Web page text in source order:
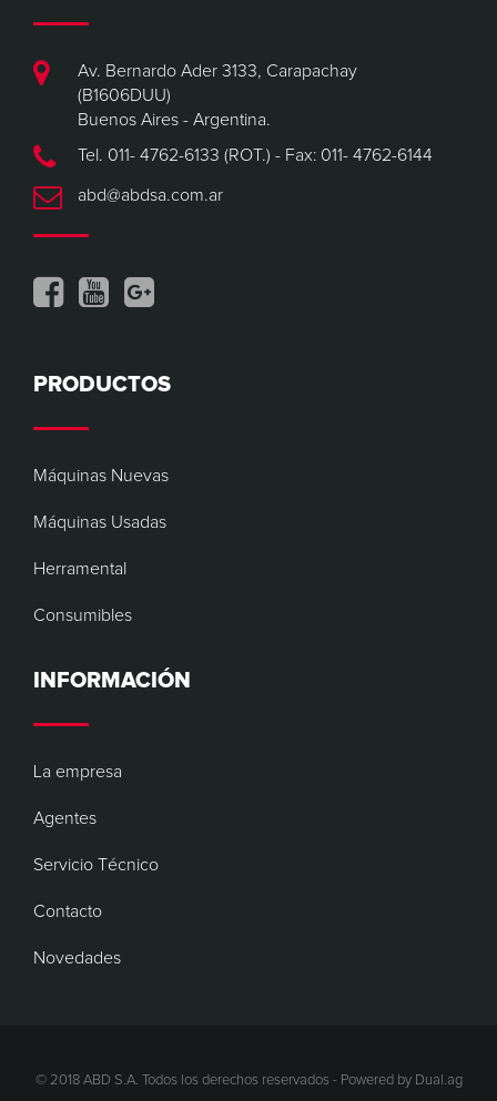
Av. Bernardo Ader 3133, Carapachay
(B1606DUU)
Buenos Aires - Argentina.
Tel. 011- 4762-6133 (ROT.) - Fax: 011- 4762-6144
abd@abdsa.com.ar
PRODUCTOS
Máquinas Nuevas
Máquinas Usadas
Herramental
Consumibles
INFORMACIÓN
La empresa
Agentes
Servicio Técnico
Contacto
Novedades
© 2018 ABD S.A. Todos los derechos reservados - Powered by Dual.ag